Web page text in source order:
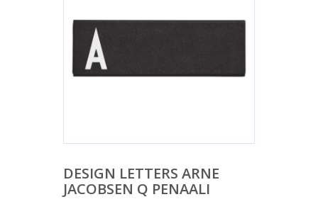
DESIGN LETTERS ARNE
JACOBSEN Q PENAALI